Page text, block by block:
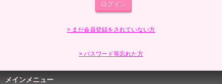
> まだ会員登録をされていない方
> パスワード等忘れた方
メインメニュー